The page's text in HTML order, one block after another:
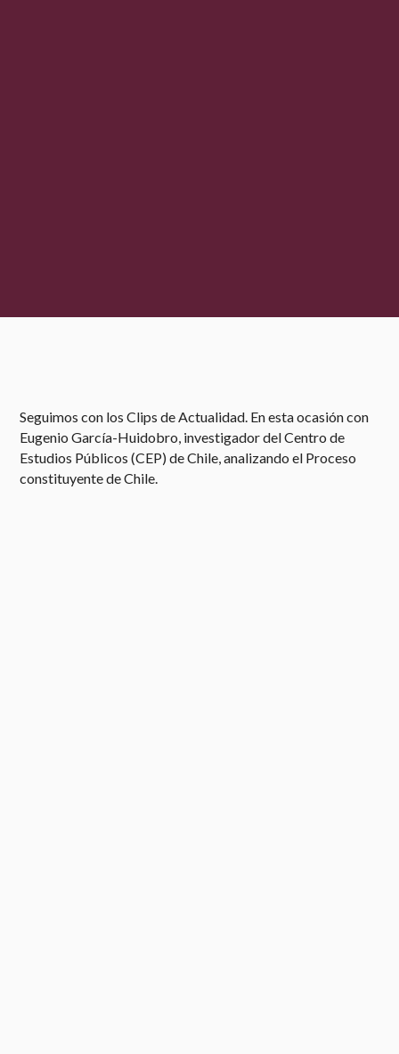
Seguimos con los Clips de Actualidad. En esta ocasión con
Eugenio García-Huidobro, investigador del Centro de
Estudios Públicos (CEP) de Chile, analizando el Proceso
constituyente de Chile.